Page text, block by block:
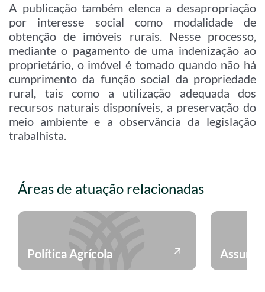
A publicação também elenca a desapropriação
por interesse social como modalidade de
obtenção de imóveis rurais. Nesse processo,
mediante o pagamento de uma indenização ao
proprietário, o imóvel é tomado quando não há
cumprimento da função social da propriedade
rural, tais como a utilização adequada dos
recursos naturais disponíveis, a preservação do
meio ambiente e a observância da legislação
trabalhista.
Áreas de atuação relacionadas
Política Agrícola